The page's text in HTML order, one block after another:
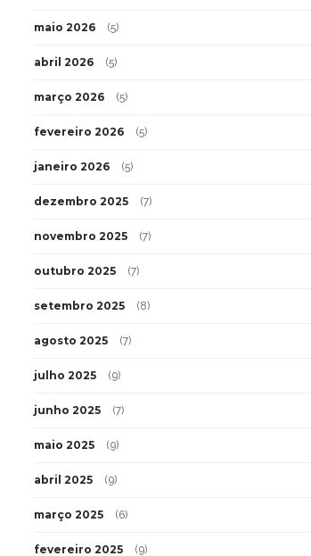
maio 2026 (5)
abril 2026 (5)
março 2026 (5)
fevereiro 2026 (5)
janeiro 2026 (5)
dezembro 2025 (7)
novembro 2025 (7)
outubro 2025 (7)
setembro 2025 (8)
agosto 2025 (7)
julho 2025 (9)
junho 2025 (7)
maio 2025 (9)
abril 2025 (9)
março 2025 (6)
fevereiro 2025 (9)